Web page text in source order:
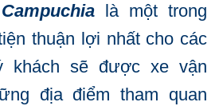
là một trong
thuận lợi nhất cho các
khách sẽ được xe vận
địa điểm tham quan